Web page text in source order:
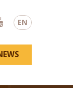
EN
Youtube